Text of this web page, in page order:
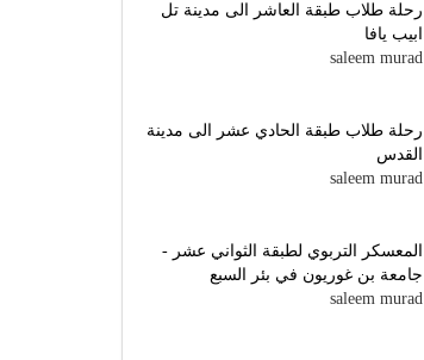
رحلة طلاب طبقة العاشر الى مدينة تل
ابيب يافا
saleem murad
رحلة طلاب طبقة الحادي عشر الى مدينة
القدس
saleem murad
المعسكر التربوي لطبقة الثواني عشر -
جامعة بن غوريون في بئر السبع
saleem murad